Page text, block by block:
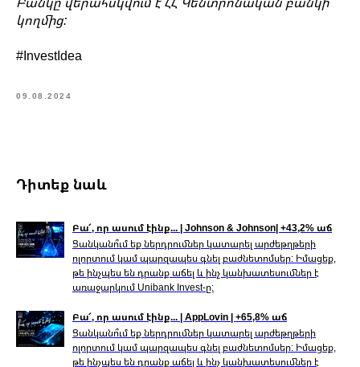
կողմից:
#InvestIdea
09.08.2024
Դիտեք նաև
Բա՜, որ ասում էինք... | Johnson & Johnson| +43,2% աճ
Ցանկանո՞ւմ եք ներդրումներ կատարել արժեթղթերի
ոլորտում կամ պարզապես գնել բաժնետոմսեր: Իմացեք,
թե ինչպես են դրանք աճել և ինչ կանխատեսումներ է
առաջարկում Unibank Invest-ը:
Բա՜, որ ասում էինք... | AppLovin | +65,8% աճ
Ցանկանո՞ւմ եք ներդրումներ կատարել արժեթղթերի
ոլորտում կամ պարզապես գնել բաժնետոմսեր: Իմացեք,
թե ինչպես են դրանք աճել և ինչ կանխատեսումներ է